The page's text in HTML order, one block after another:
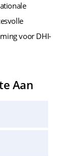
voor DHI-
Aan